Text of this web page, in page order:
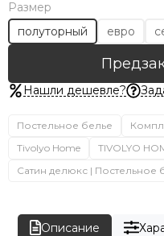
Размер
полуторный
евро
Нашли дешевле?
Постельное белье
Tivolyo Home
TIVOLYO
Сатин делюкс | Постельное
Описание